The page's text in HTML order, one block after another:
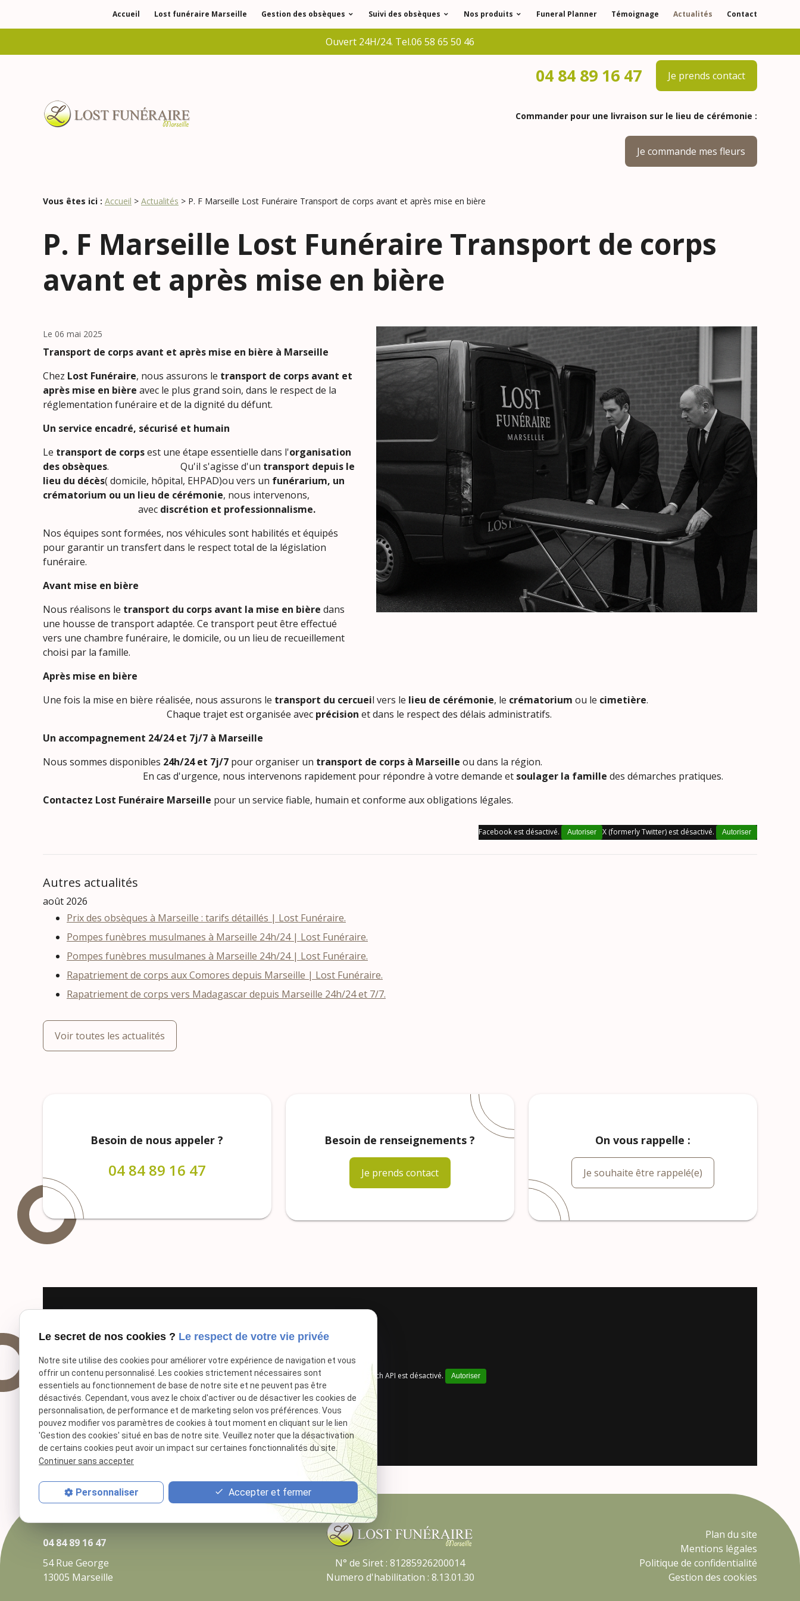
Accueil Lost funéraire Marseille Gestion des obsèques Suivi des obsèques Nos produits Funeral Planner Témoignage Actualités Contact
Ouvert 24H/24. Tel.06 58 65 50 46
04 84 89 16 47 Je prends contact
Commander pour une livraison sur le lieu de cérémonie :
Je commande mes fleurs
Vous êtes ici : Accueil > Actualités > P. F Marseille Lost Funéraire Transport de corps avant et après mise en bière
P. F Marseille Lost Funéraire Transport de corps
avant et après mise en bière
Le 06 mai 2025
Transport de corps avant et après mise en bière à Marseille
Chez Lost Funéraire, nous assurons le transport de corps avant et
après mise en bière avec le plus grand soin, dans le respect de la
réglementation funéraire et de la dignité du défunt.
Un service encadré, sécurisé et humain
Le transport de corpsest une étape essentielle dans l'organisation
des obsèques. Qu'il s'agisse d'un transport depuis le
lieu du décès( domicile, hôpital, EHPAD)ou vers un funérarium, un
crématorium ou un lieu de cérémonie, nous intervenons,
avec discrétion et professionnalisme.
Nos équipes sont formées, nos véhicules sont habilités et équipés
pour garantir un transfert dans le respect total de la législation
funéraire.
Avant mise en bière
Nous réalisons le transport du corps avant la mise en bière dans
une housse de transport adaptée. Ce transport peut être effectué
vers une chambre funéraire, le domicile, ou un lieu de recueillement
choisi par la famille.
Après mise en bière
Une fois la mise en bière réalisée, nous assurons le transport du cercueil vers le lieu de cérémonie, le crématorium ou le cimetière.
Chaque trajet est organisée avec précision et dans le respect des délais administratifs.
Un accompagnement 24/24 et 7j/7 à Marseille
Nous sommes disponibles 24h/24 et 7j/7 pour organiser un transport de corps à Marseille ou dans la région.
En cas d'urgence, nous intervenons rapidement pour répondre à votre demande et soulager la famille des démarches pratiques.
Contactez Lost Funéraire Marseille pour un service fiable, humain et conforme aux obligations légales.
X (formerly Twitter) est désactivé. Autoriser
Facebook est désactivé. Autoriser
Autres actualités
août 2026
Prix des obsèques à Marseille : tarifs détaillés | Lost Funéraire.
Pompes funèbres musulmanes à Marseille 24h/24 | Lost Funéraire.
Pompes funèbres musulmanes à Marseille 24h/24 | Lost Funéraire.
Rapatriement de corps aux Comores depuis Marseille | Lost Funéraire.
Rapatriement de corps vers Madagascar depuis Marseille 24h/24 et 7/7.
Voir toutes les actualités
Besoin de nous appeler ?
04 84 89 16 47
Besoin de renseignements ?
Je prends contact
On vous rappelle :
Je souhaite être rappelé(e)
Google Maps Search API est désactivé. Autoriser
04 84 89 16 47
54 Rue George
13005 Marseille
N° de Siret : 81285926200014
Numero d'habilitation : 8.13.01.30
Plan du site
Mentions légales
Politique de confidentialité
Gestion des cookies
Le secret de nos cookies ? Le respect de votre vie privée
Notre site utilise des cookies pour améliorer votre expérience de navigation et vous
offrir un contenu personnalisé. Les cookies strictement nécessaires sont
essentiels au fonctionnement de base de notre site et ne peuvent pas être
désactivés. Cependant, vous avez le choix d'activer ou de désactiver les cookies de
personnalisation, de performance et de marketing selon vos préférences. Vous
pouvez modifier vos paramètres de cookies à tout moment en cliquant sur le lien
'Gestion des cookies' situé en bas de notre site. Veuillez noter que la désactivation
de certains cookies peut avoir un impact sur certaines fonctionnalités du site.
Continuer sans accepter
Personnaliser Accepter et fermer